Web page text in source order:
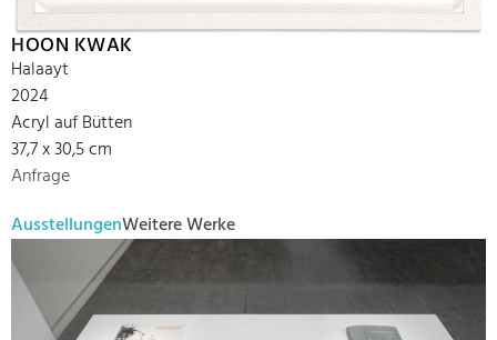
HOON KWAK
Halaayt
2024
Acryl auf Bütten
37,7 x 30,5 cm
Anfrage
AusstellungenWeitere Werke